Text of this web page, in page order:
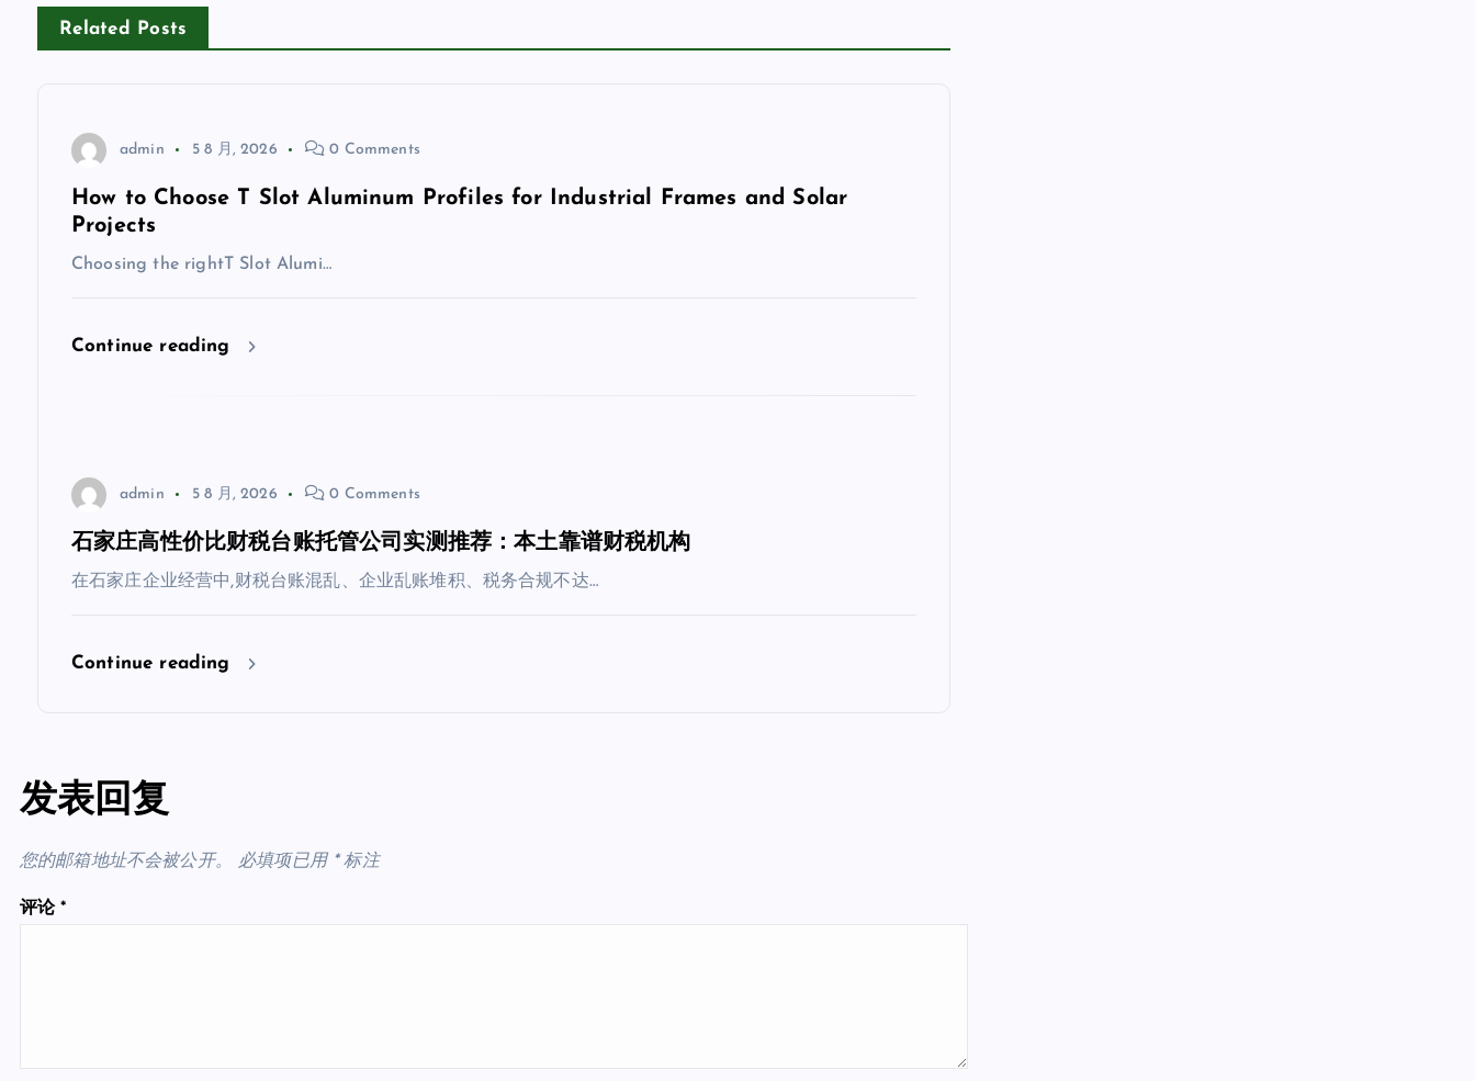
Related Posts
admin 5 8 月, 2026 0 Comments
How to Choose T Slot Aluminum Profiles for Industrial Frames and Solar
Projects
Choosing the rightT Slot Alumi…
Continue reading
admin 5 8 月, 2026 0 Comments
石家庄高性价比财税台账托管公司实测推荐：本土靠谱财税机构
在石家庄企业经营中,财税台账混乱、企业乱账堆积、税务合规不达…
Continue reading
发表回复
您的邮箱地址不会被公开。 必填项已用 *标注
评论*